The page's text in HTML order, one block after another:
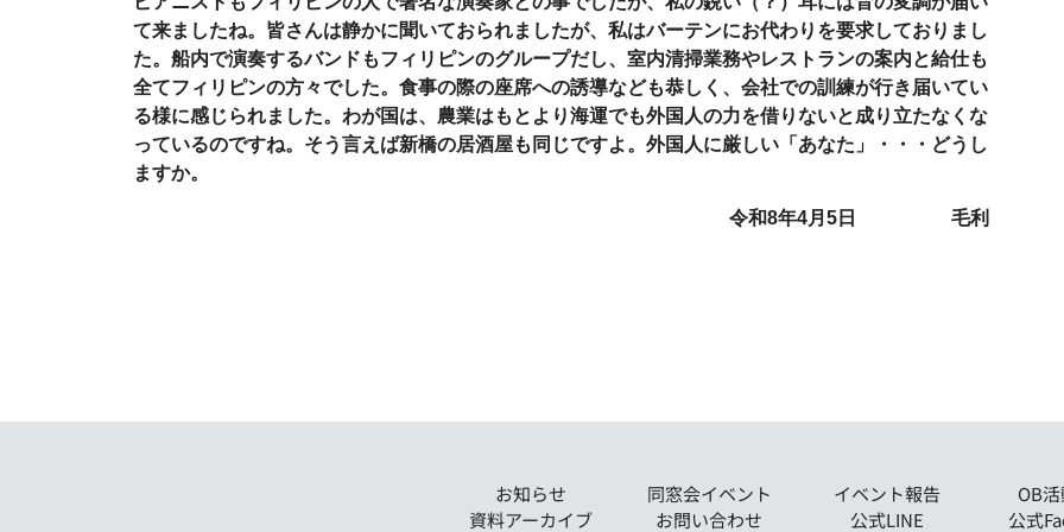
て来ましたね。皆さんは静かに聞いておられましたが、私はバーテンにお代わりを要求しておりまし
た。船内で演奏するバンドもフィリピンのグループだし、室内清掃業務やレストランの案内と給仕も
全てフィリピンの方々でした。食事の際の座席への誘導なども恭しく、会社での訓練が行き届いてい
る様に感じられました。わが国は、農業はもとより海運でも外国人の力を借りないと成り立たなくな
っているのですね。そう言えば新橋の居酒屋も同じですよ。外国人に厳しい「あなた」・・・どうし
ますか。
令和8年4月 5 日 毛利
お知らせ 同窓会イベント イベント報告
OB
資料アーカイブ
お問い合わせ 公式LINE 公式